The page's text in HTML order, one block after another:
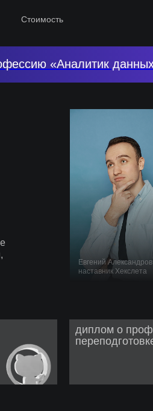
Стоимость
Евгений Александров
наставник Хекслета
диплом о
«Аналитик